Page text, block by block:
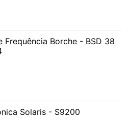
Frequência Borche - BSD 38
Solaris - S9200